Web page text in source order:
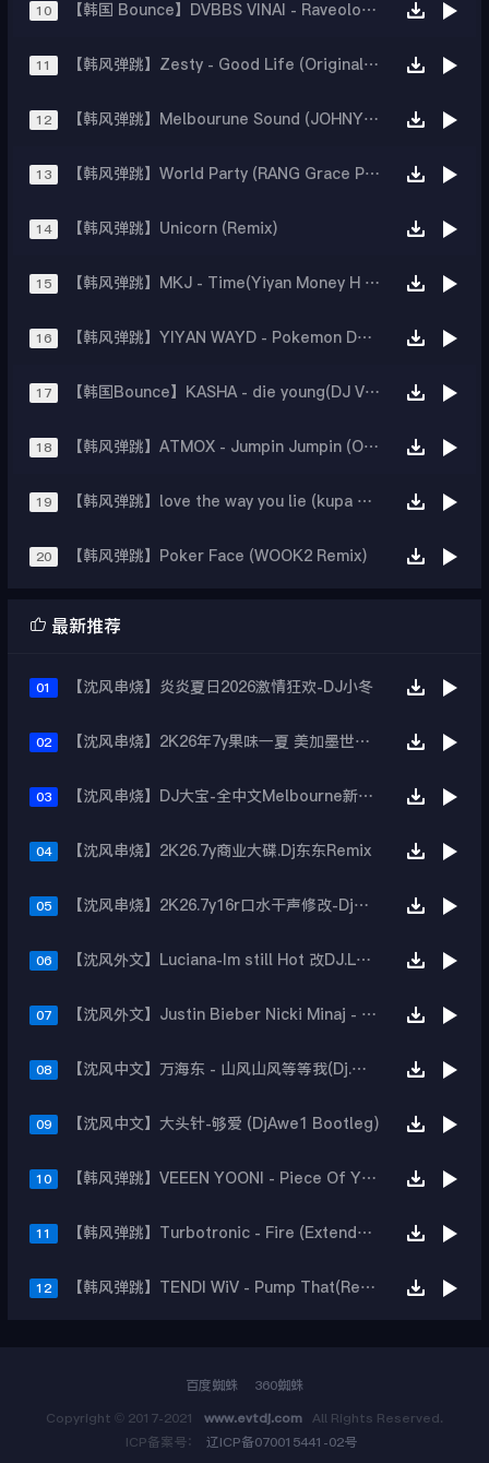
10 【韩国 Bounce】DVBBS VINAI - Raveology (L2K Rebirth)
11 【韩风弹跳】Zesty - Good Life (Original Mix)
12 【韩风弹跳】Melbourune Sound (JOHNYRIGHTHERE REMIX)
13 【韩风弹跳】World Party (RANG Grace P Remix)
14 【韩风弹跳】Unicorn (Remix)
15 【韩风弹跳】MKJ - Time(Yiyan Money H Rework)
16 【韩风弹跳】YIYAN WAYD - Pokemon Day(REMIX)
17 【韩国Bounce】KASHA - die young(DJ VORTEX Remix)
18 【韩风弹跳】ATMOX - Jumpin Jumpin (Original Mix)
19 【韩风弹跳】love the way you lie (kupa uzi remix )
20 【韩风弹跳】Poker Face (WOOK2 Remix)
 最新推荐
01 【沈风串烧】炎炎夏日2026激情狂欢-DJ小冬
02 【沈风串烧】2K26年7y果味一夏 美加墨世界杯主题跳舞派对专辑 - Dj.阿帅
03 【沈风串烧】DJ大宝-全中文Melbourne新弹跳一飞冲天重低音上劲风暴MUSIC慢摇大碟
04 【沈风串烧】2K26.7y商业大碟.Dj东东Remix
05 【沈风串烧】2K26.7y16r口水干声修改-Dj东东Remix
06 【沈风外文】Luciana-Im still Hot 改DJ.LoZe
07 【沈风外文】Justin Bieber Nicki Minaj - Beauty And A Beat (DjHope小春 Extended Mix)
08 【沈风中文】万海东 - 山风山风等等我(Dj.阿洋 Extended Mix)
09 【沈风中文】大头针-够爱 (DjAwe1 Bootleg)
10 【韩风弹跳】VEEEN YOONI - Piece Of Your Heart (Remix)
11 【韩风弹跳】Turbotronic - Fire (Extended Mix)
12 【韩风弹跳】TENDI WiV - Pump That(Remix)
百度蜘蛛 360蜘蛛
Copyright © 2017-2021 www.evtdj.com
All Rights Reserved.
ICP备案号：
辽ICP备070015441-02号